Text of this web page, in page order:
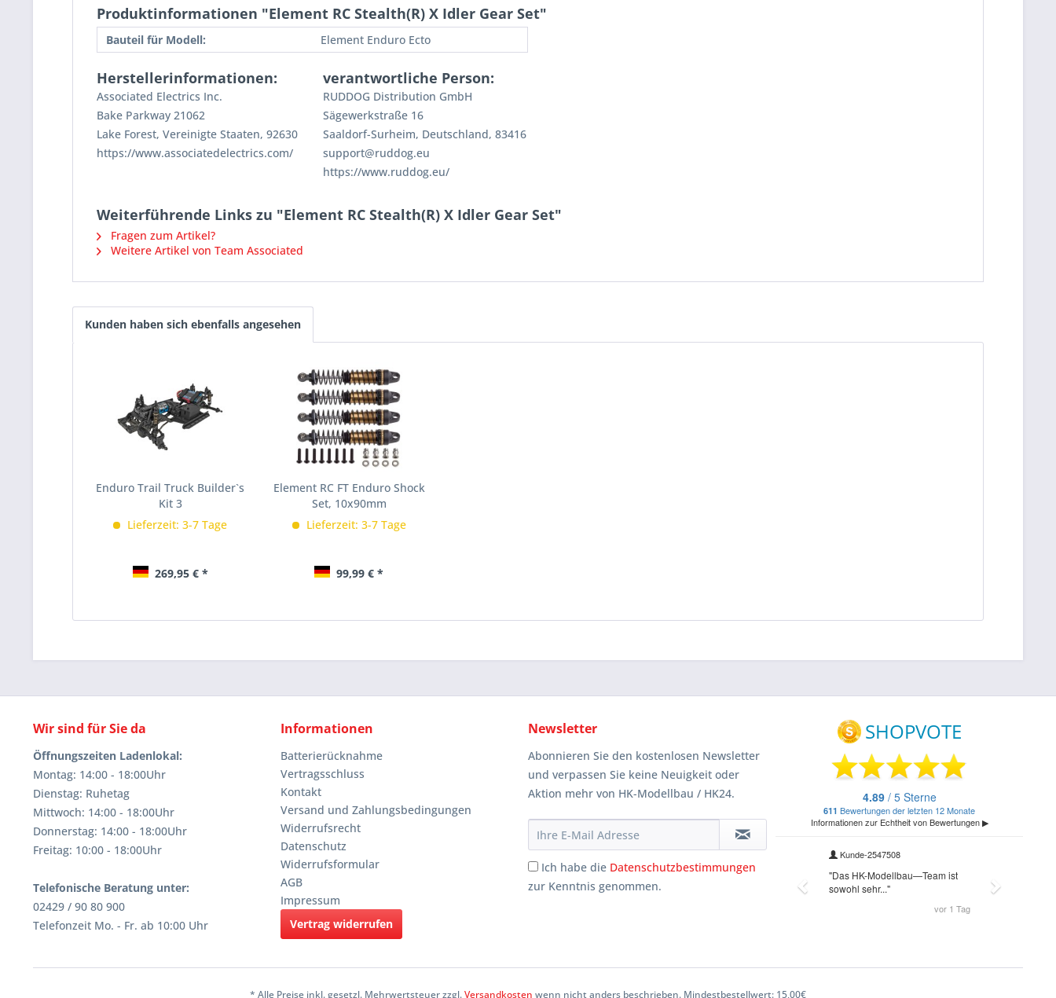
Produktinformationen "Element RC Stealth(R) X Idler Gear Set"
Bauteil für Modell: Element Enduro Ecto
Herstellerinformationen:
Associated Electrics Inc.
Bake Parkway 21062
Lake Forest, Vereinigte Staaten, 92630
https://www.associatedelectrics.com/
verantwortliche Person:
RUDDOG Distribution GmbH
Sägewerkstraße 16
Saaldorf-Surheim, Deutschland, 83416
support@ruddog.eu
https://www.ruddog.eu/
Weiterführende Links zu "Element RC Stealth(R) X Idler Gear Set"
Fragen zum Artikel?
Weitere Artikel von Team Associated
Kunden haben sich ebenfalls angesehen
Enduro Trail Truck Builder`s
Kit 3
Lieferzeit: 3-7 Tage
269,95 € *
Element RC FT Enduro Shock
Set, 10x90mm
Lieferzeit: 3-7 Tage
99,99 € *
Wir sind für Sie da
Öffnungszeiten Ladenlokal:
Montag: 14:00 - 18:00Uhr
Dienstag: Ruhetag
Mittwoch: 14:00 - 18:00Uhr
Donnerstag: 14:00 - 18:00Uhr
Freitag: 10:00 - 18:00Uhr
Telefonische Beratung unter:
02429 / 90 80 900
Telefonzeit Mo. - Fr. ab 10:00 Uhr
Informationen
Batterierücknahme
Vertragsschluss
Kontakt
Versand und Zahlungsbedingungen
Widerrufsrecht
Datenschutz
Widerrufsformular
AGB
Impressum
Vertrag widerrufen
Newsletter
Abonnieren Sie den kostenlosen Newsletter
und verpassen Sie keine Neuigkeit oder
Aktion mehr von HK-Modellbau / HK24.
Ich habe die Datenschutzbestimmungen
zur Kenntnis genommen.
* Alle Preise inkl. gesetzl. Mehrwertsteuer zzgl.Versandkosten wenn nicht anders beschrieben. Mindestbestellwert: 15,00€